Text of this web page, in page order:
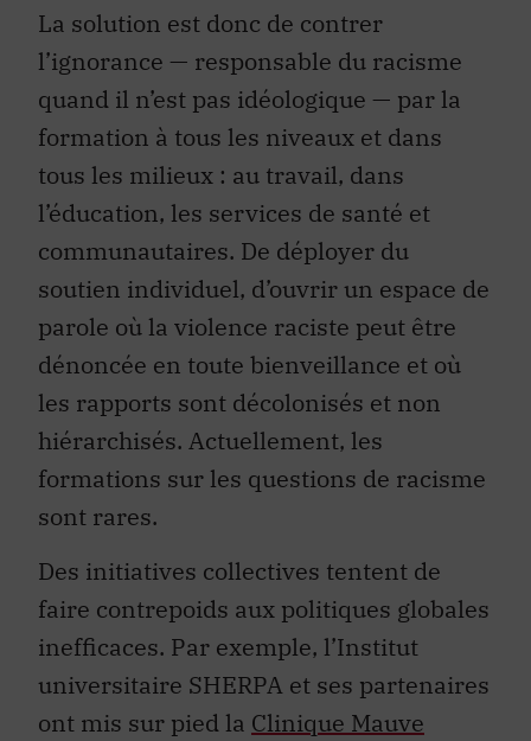
La solution est donc de contrer
l’ignorance — responsable du racisme
quand il n’est pas idéologique — par la
formation à tous les niveaux et dans
tous les milieux : au travail, dans
l’éducation, les services de santé et
communautaires. De déployer du
soutien individuel, d’ouvrir un espace de
parole où la violence raciste peut être
dénoncée en toute bienveillance et où
les rapports sont décolonisés et non
hiérarchisés. Actuellement, les
formations sur les questions de racisme
sont rares.
Des initiatives collectives tentent de
faire contrepoids aux politiques globales
inefficaces. Par exemple, l’Institut
universitaire SHERPA et ses partenaires
ont mis sur pied la Clinique Mauve